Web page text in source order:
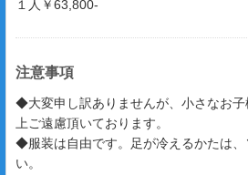
１人￥63,800-
注意事項
◆大変申し訳ありませんが、小さなお
上ご遠慮頂いております。
◆服装は自由です。足が冷えるかたは、
い。